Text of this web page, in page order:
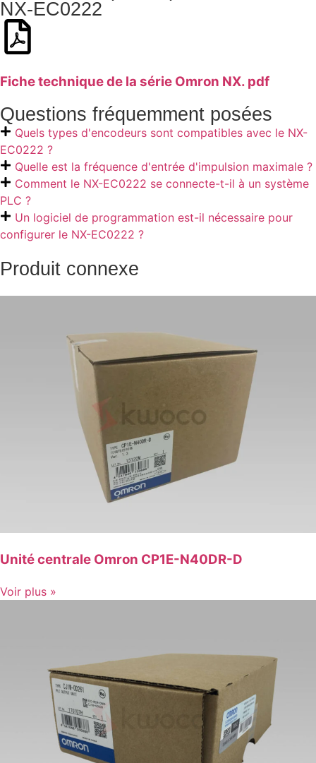
NX-EC0222
Fiche technique de la série Omron NX. pdf
Questions fréquemment posées
Quels types d'encodeurs sont compatibles avec le NX-
EC0222 ?
Quelle est la fréquence d'entrée d'impulsion maximale ?
Comment le NX-EC0222 se connecte-t-il à un système
PLC ?
Un logiciel de programmation est-il nécessaire pour
configurer le NX-EC0222 ?
Produit connexe
Unité centrale Omron CP1E-N40DR-D
Voir plus »